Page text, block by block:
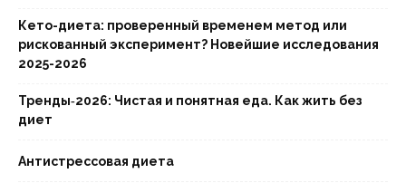
Кето-диета: проверенный временем метод или
рискованный эксперимент? Новейшие исследования
2025-2026
Тренды‑2026: Чистая и понятная еда. Как жить без
диет
Антистрессовая диета